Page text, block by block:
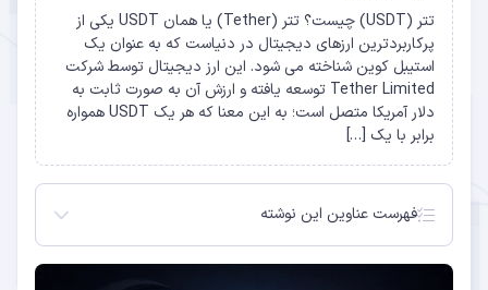
تتر (USDT) چیست؟ تتر (Tether) یا همان USDT یکی از
پرکاربردترین ارزهای دیجیتال در دنیاست که به عنوان یک
استیبل کوین شناخته می شود. این ارز دیجیتال توسط شرکت
Tether Limited توسعه یافته و ارزش آن به صورت ثابت به
دلار آمریکا متصل است؛ به این معنا که هر یک USDT همواره
برابر با یک […]
فهرست عناوین این نوشته